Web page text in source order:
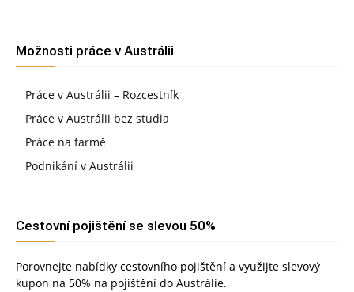
Možnosti práce v Austrálii
Práce v Austrálii – Rozcestník
Práce v Austrálii bez studia
Práce na farmě
Podnikání v Austrálii
Cestovní pojištění se slevou 50%
Porovnejte nabídky cestovního pojištění a využijte slevový
kupon na 50% na pojištění do Austrálie.